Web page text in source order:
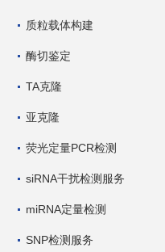
质粒载体构建
酶切鉴定
TA克隆
亚克隆
荧光定量PCR检测
siRNA干扰检测服务
miRNA定量检测
SNP检测服务